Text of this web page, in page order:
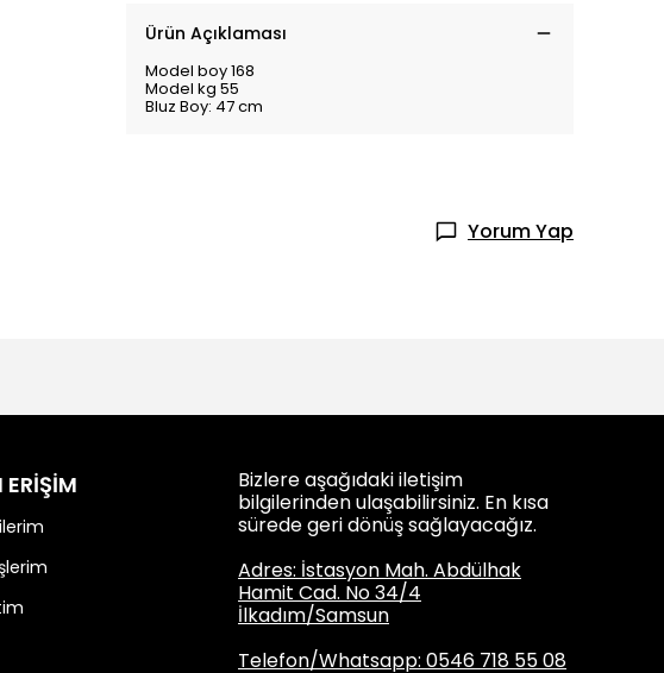
Ürün Açıklaması
Model boy 168
Model kg 55
Bluz Boy: 47 cm
Yorum Yap
ERİŞİM
Bizlere aşağıdaki iletişim
bilgilerinden ulaşabilirsiniz. En kısa
sürede geri dönüş sağlayacağız.
Adres: İstasyon Mah. Abdülhak
Hamit Cad. No 34/4
İlkadım/Samsun
Telefon/Whatsapp: 0546 718 55 08